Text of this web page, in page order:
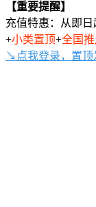
【重要提醒】
充值特惠：从即日
+小类置顶+全国
↘点我登录，置顶